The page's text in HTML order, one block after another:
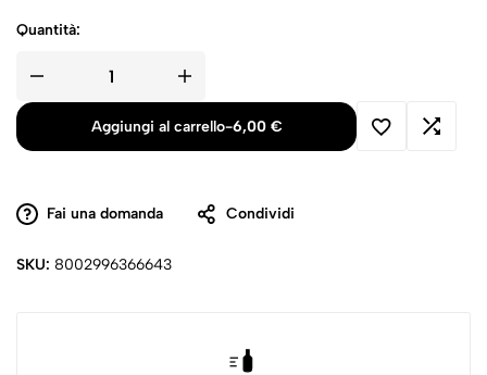
Quantità:
Aggiungi al carrello-6,00 €
Fai una domanda Condividi
SKU: 8002996366643